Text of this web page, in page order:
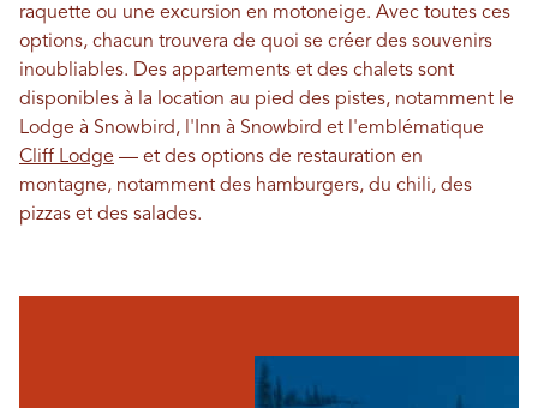
raquette ou une excursion en motoneige. Avec toutes ces
options, chacun trouvera de quoi se créer des souvenirs
inoubliables. Des appartements et des chalets sont
disponibles à la location au pied des pistes, notamment le
Lodge à Snowbird, l'Inn à Snowbird et l'emblématique
Cliff Lodge — et des options de restauration en
montagne, notamment des hamburgers, du chili, des
pizzas et des salades.